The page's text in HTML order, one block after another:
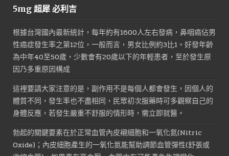
格：
5mg 超犀 必利吉
根據台灣國內最新統計，每年約有1600人左右發病，鼻咽癌佔男
性癌症發生率之第12位，一般而言，男女比例約3比1。好發年齡
為中年40至50歲，少數會有20歲以下的年輕患者，至於發生原
因乃多重原因構成
這裡要請大家注意的是，副作用不是每個人都會發生，因個人的
體質不同，發生率也不盡相同，民眾初次服藥時可多觀察自己的
身體反應，若發生嚴重不舒服的情形時，需立即就醫。
勃起的關鍵要素在於正常血管內皮襯細胞和一氧化氮(Nitric
Oxide)；內皮細胞產生的一氧化氮能幫助調節血管彈性(舒張或